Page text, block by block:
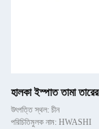
হালকা ইস্পাত তামা
উৎপত্তি স্থল: চীন
পরিচিতিমুলক নাম: HWASHI